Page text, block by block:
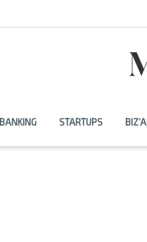
BANKING STARTUPS